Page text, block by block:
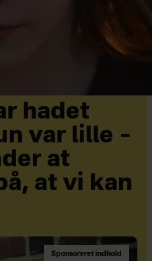
hadet
var lille –
at
at vi kan
Sponsoreret indhold